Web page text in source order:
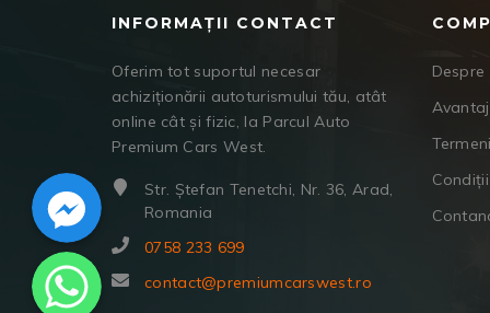
INFORMAȚII CONTACT
Oferim tot suportul necesar
achiziționării autoturismului tău, atât
online cât și fizic, la Parcul Auto
Premium Cars West.
Str. Ștefan Tenetchi, Nr. 36, Arad,
Romania
0758 233 699
contact@premiumcarswest.ro
Despre
Facebook Messenger
WhatsApp